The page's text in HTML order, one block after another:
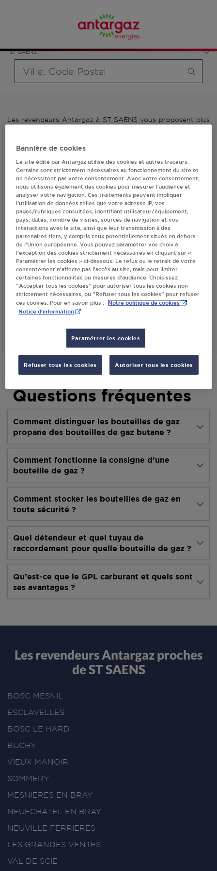
ST SAENS
bouteille souhaité et le type de point de vente (revendeur /
distributeur automatique de bouteilles de gaz ou station GPL
carburant)
Les revendeurs Antargaz à ST SAENS vous proposent plus
Antargaz à ST SAENS, l'adresse, le numéro de téléphone de
votre stations GPL ou distributeurs de bouteilles de gaz.
1 revendeur(s) Antargaz
à ST SAENS
Villes
CARREFOUR MARKET KAISER EURL ST
SAENS
AVENUE EMMANUEL BRION
76680ST SAENS
Questions fréquentes
Comment distinguer les bouteilles de gaz
propane des bouteilles de gaz butane ?
Comment fonctionne la consigne d’une
bouteille de gaz ?
Comment stocker les bouteilles de gaz en
toute sécurité ?
Quel détendeur et quel tuyau de
raccordement pour quelle bouteille de gaz ?
Qu’est-ce que le GPL carburant et quels sont
ses avantages ?
Les revendeurs Antargaz proches
de ST SAENS
BOSC MESNIL
ESCLAVELLES
BOSC LE HARD
BUCHY
VIEUX MANOIR
SOMMERY
MESNIERES EN BRAY
NEUFCHATEL EN BRAY
NEUVILLE FERRIERES
LES GRANDES VENTES
VAL DE SCIE
Bannière de cookies
Le site édité par Antargaz utilise des cookies et autres traceurs.
Certains sont strictement nécessaires au fonctionnement du site et
ne nécessitent pas votre consentement. Avec votre consentement,
nous utilisons également des cookies pour mesurer l’audience et
analyser votre navigation. Ces traitements peuvent impliquer
l’utilisation de données telles que votre adresse IP, vos
pages/rubriques consultées, identifiant utilisateur/équipement,
pays, dates, nombre de visites, sources de navigation et vos
interactions avec le site, ainsi que leur transmission à des
partenaires tiers, y compris ceux potentiellement situés en dehors
de l’Union européenne. Vous pouvez paramétrer vos choix à
l’exception des cookies strictement nécessaires en cliquant sur «
Paramétrer les cookies » ci-dessous. Le refus ou le retrait de votre
consentement n’affecte pas l’accès au site, mais peut limiter
certaines fonctionnalités ou mesures d’audience. Choisissez
“Accepter tous les cookies” pour autoriser tous les cookies non
strictement nécessaires, ou “Refuser tous les cookies” pour refuser
ces cookies. Pour en savoir plus :
Notre politique de cookies
Notice d'information
Paramétrer les cookies
Refuser tous les cookies Autoriser tous les cookies